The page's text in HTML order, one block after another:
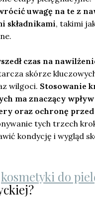
uwagę na te z
składnikami, takimi
czas na
skórze
wilgoci. Stosowanie
ma znaczący
oraz ochronę
tych trzech
kondycję i wygląd
kosmetyki do